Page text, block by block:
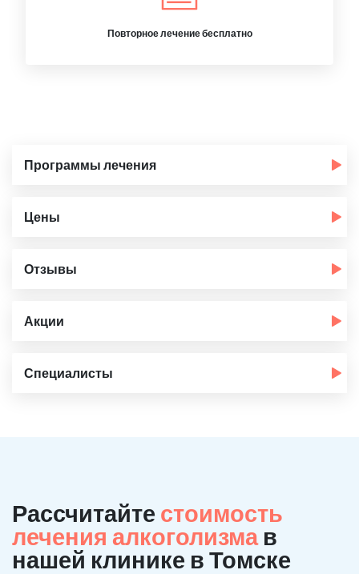
Повторное лечение бесплатно
Программы лечения
Цены
Отзывы
Акции
Специалисты
Рассчитайте стоимость
лечения алкоголизма в
нашей клинике в Томске